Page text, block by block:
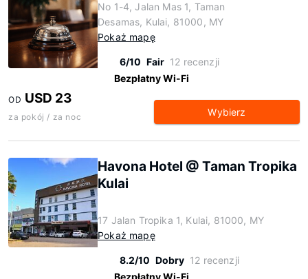
No 1-4, Jalan Mas 1, Taman
Desamas, Kulai, 81000, MY
Pokaż mapę
6/10 Fair 12 recenzji
Bezpłatny Wi-Fi
OD USD 23
za pokój / za noc Wybierz
Havona Hotel @ Taman Tropika
Kulai
17 Jalan Tropika 1, Kulai, 81000, MY
Pokaż mapę
8.2/10 Dobry 12 recenzji
Bezpłatny Wi-Fi